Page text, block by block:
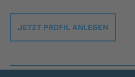
JETZT PROFIL ANLEGEN